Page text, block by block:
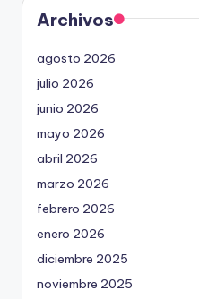
Archivos
agosto 2026
julio 2026
junio 2026
mayo 2026
abril 2026
marzo 2026
febrero 2026
enero 2026
diciembre 2025
noviembre 2025